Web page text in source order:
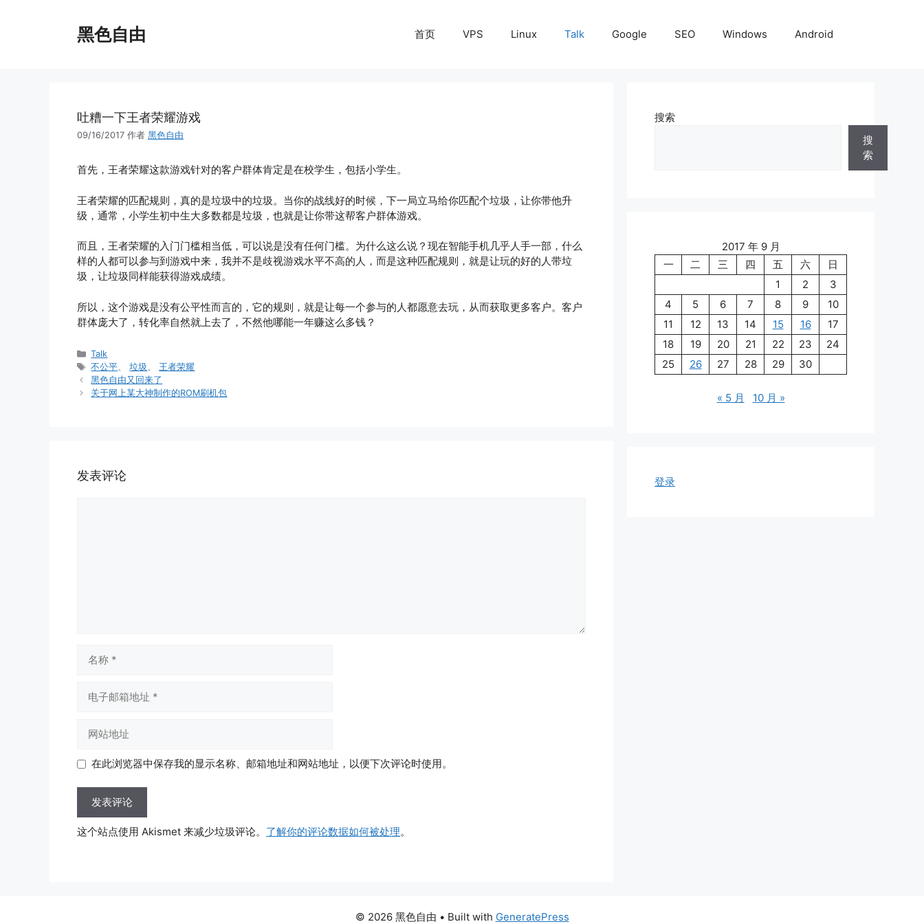
黑色自由 首页 VPS Linux Talk Google SEO Windows Android
吐糟一下王者荣耀游戏
09/16/2017 作者 黑色自由
首先，王者荣耀这款游戏针对的客户群体肯定是在校学生，包括小学生。
王者荣耀的匹配规则，真的是垃圾中的垃圾。当你的战线好的时候，下一局立马给你匹配个垃圾，让你带他升
级，通常，小学生初中生大多数都是垃圾，也就是让你带这帮客户群体游戏。
而且，王者荣耀的入门门槛相当低，可以说是没有任何门槛。为什么这么说？现在智能手机几乎人手一部，什么
样的人都可以参与到游戏中来，我并不是歧视游戏水平不高的人，而是这种匹配规则，就是让玩的好的人带垃
圾，让垃圾同样能获得游戏成绩。
所以，这个游戏是没有公平性而言的，它的规则，就是让每一个参与的人都愿意去玩，从而获取更多客户。客户
群体庞大了，转化率自然就上去了，不然他哪能一年赚这么多钱？
分
类
Talk
标
签
不公平、垃圾、王者荣耀
黑色自由又回来了
关于网上某大神制作的ROM刷机包
发表评论
址
址
在此浏览器中保存我的显示名称、邮箱地址和网站地址，以便下次评论时使用。
这个站点使用 Akismet 来减少垃圾评论。 了解你的评论数据如何被处理。
搜索
搜
索
2017 年 9 月
一
二 三 四 五 六
日
1
2
3
4
5 6 7 8 9
10
11
12 13 14 15 16
17
18
19 20 21 22 23
24
25
26 27 28 29 30
« 5 月 10 月 »
登录
© 2026 黑色自由 • Built with GeneratePress